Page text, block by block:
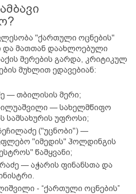
"ქართული ოცნების"
და მათთან დაახლოებული
მერების გარდა, კრიტიკულ
მუხლით ედავებიან:
— თბილისის მერი;
— სახელმწიფო
სამსახურის უფროსი;
("უცნობი") —
"იმედის" ჰოლდინგის
წამყვანი;
— აჭარის ფინანსთა და
- “ქართული ოცნების”